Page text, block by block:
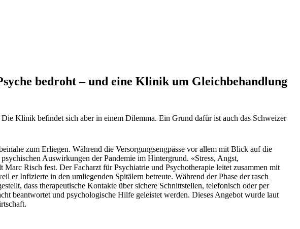
bedroht – und eine Klinik um Gleichbehandlung
Klinik befindet sich aber in einem Dilemma. Ein Grund dafür ist auch das Schweizer
zum Erliegen. Während die Versorgungsengpässe vor allem mit Blick auf die
Auswirkungen der Pandemie im Hintergrund. «Stress, Angst,
Risch fest. Der Facharzt für Psychiatrie und Psychotherapie leitet zusammen mit
er Infizierte in den umliegenden Spitälern betreute. Während der Phase der rasch
dass therapeutische Kontakte über sichere Schnittstellen, telefonisch oder per
beantwortet und psychologische Hilfe geleistet werden. Dieses Angebot wurde laut